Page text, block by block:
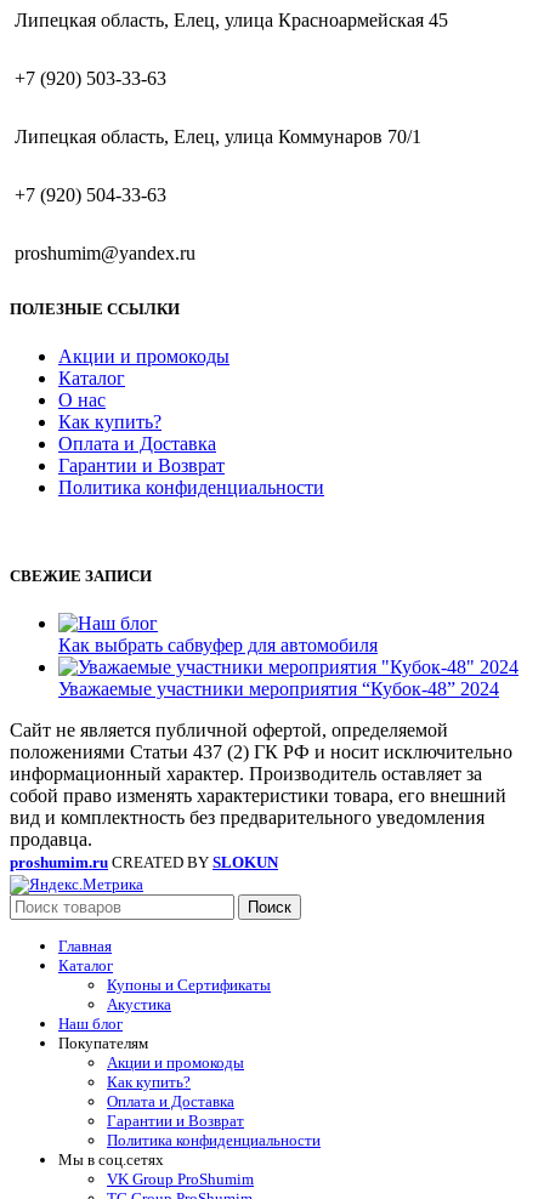
Липецкая область, Елец, улица Красноармейская 45
+7 (920) 503-33-63
Липецкая область, Елец, улица Коммунаров 70/1
+7 (920) 504-33-63
proshumim@yandex.ru
ПОЛЕЗНЫЕ ССЫЛКИ
Акции и промокоды
Каталог
О нас
Как купить?
Оплата и Доставка
Гарантии и Возврат
Политика конфиденциальности
СВЕЖИЕ ЗАПИСИ
Как выбрать сабвуфер для автомобиля
Уважаемые участники мероприятия “Кубок-48” 2024
Сайт не является публичной офертой, определяемой
положениями Статьи 437 (2) ГК РФ и носит исключительно
информационный характер. Производитель оставляет за
собой право изменять характеристики товара, его внешний
вид и комплектность без предварительного уведомления
продавца.
proshumim.ru CREATED BY SLOKUN
Поиск
Главная
Каталог
Купоны и Сертификаты
Акустика
Наш блог
Покупателям
Акции и промокоды
Как купить?
Оплата и Доставка
Гарантии и Возврат
Политика конфиденциальности
Мы в соц.сетях
VK Group ProShumim